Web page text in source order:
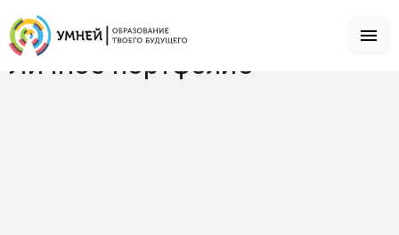
Что есть в студии
Личное портфолио
Личное портфолио